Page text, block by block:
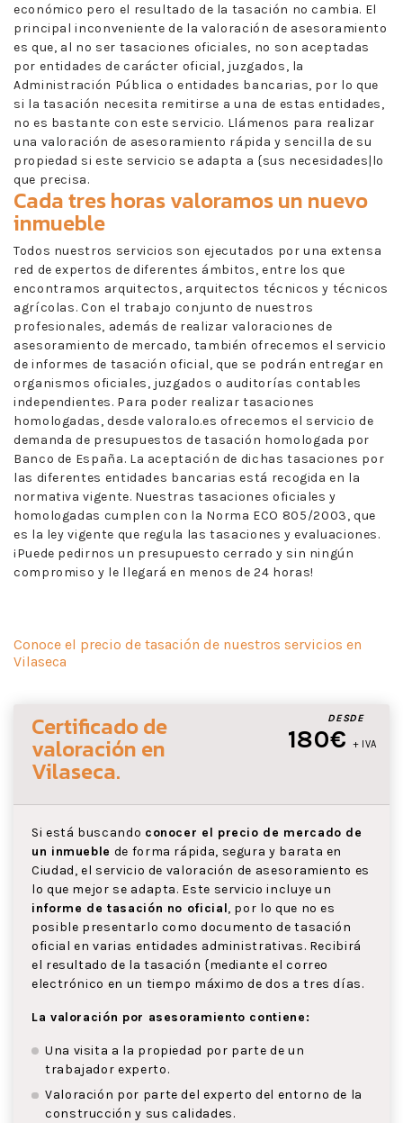
económico pero el resultado de la tasación no cambia. El
principal inconveniente de la valoración de asesoramiento
es que, al no ser tasaciones oficiales, no son aceptadas
por entidades de carácter oficial, juzgados, la
Administración Pública o entidades bancarias, por lo que
si la tasación necesita remitirse a una de estas entidades,
no es bastante con este servicio. Llámenos para realizar
una valoración de asesoramiento rápida y sencilla de su
propiedad si este servicio se adapta a {sus necesidades|lo
que precisa.
Cada tres horas valoramos un nuevo
inmueble
Todos nuestros servicios son ejecutados por una extensa
red de expertos de diferentes ámbitos, entre los que
encontramos arquitectos, arquitectos técnicos y técnicos
agrícolas. Con el trabajo conjunto de nuestros
profesionales, además de realizar valoraciones de
asesoramiento de mercado, también ofrecemos el servicio
de informes de tasación oficial, que se podrán entregar en
organismos oficiales, juzgados o auditorías contables
independientes. Para poder realizar tasaciones
homologadas, desde valoralo.es ofrecemos el servicio de
demanda de presupuestos de tasación homologada por
Banco de España. La aceptación de dichas tasaciones por
las diferentes entidades bancarias está recogida en la
normativa vigente. Nuestras tasaciones oficiales y
homologadas cumplen con la Norma ECO 805/2003, que
es la ley vigente que regula las tasaciones y evaluaciones.
¡Puede pedirnos un presupuesto cerrado y sin ningún
compromiso y le llegará en menos de 24 horas!
Conoce el precio de tasación de nuestros servicios en
Vilaseca
DESDE
180€ + IVA
Certificado de
valoración en
Vilaseca.
Si está buscando conocer el precio de mercado de
un inmueble de forma rápida, segura y barata en
Ciudad, el servicio de valoración de asesoramiento es
lo que mejor se adapta. Este servicio incluye un
informe de tasación no oficial, por lo que no es
posible presentarlo como documento de tasación
oficial en varias entidades administrativas. Recibirá
el resultado de la tasación {mediante el correo
electrónico en un tiempo máximo de dos a tres días.
La valoración por asesoramiento contiene:
Una visita a la propiedad por parte de un
trabajador experto.
Valoración por parte del experto del entorno de la
construcción y sus calidades.